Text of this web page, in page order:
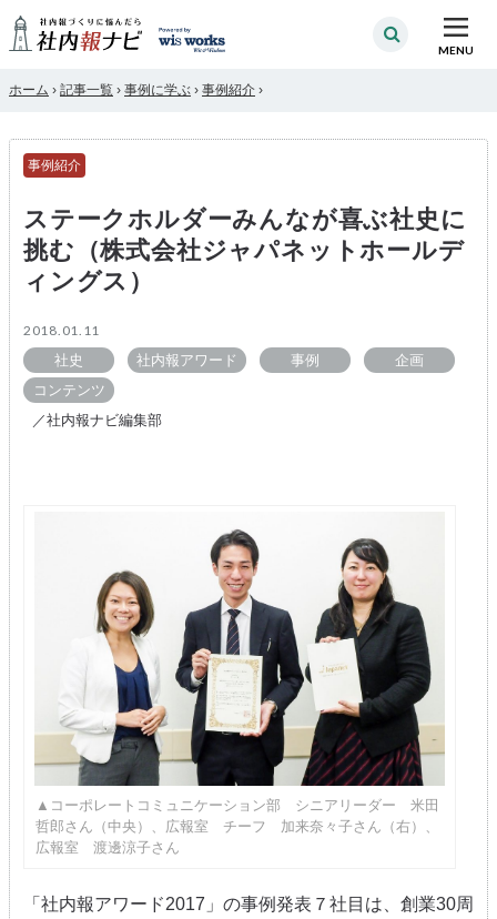
MENU
ホーム › 記事一覧 › 事例に学ぶ › 事例紹介 ›
事例紹介
ステークホルダーみんなが喜ぶ社史に
挑む（株式会社ジャパネットホールデ
ィングス）
2018.01.11
社史
社内報アワード 事例
企画
コンテンツ
／社内報ナビ編集部
▲コーポレートコミュニケーション部 シニアリーダー 米田
哲郎さん（中央）、広報室 チーフ 加来奈々子さん（右）、
広報室 渡邊涼子さん
「社内報アワード2017 」の事例発表７社目は、創業30周